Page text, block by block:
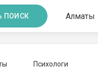
ПОИСК Алматы
Психологи